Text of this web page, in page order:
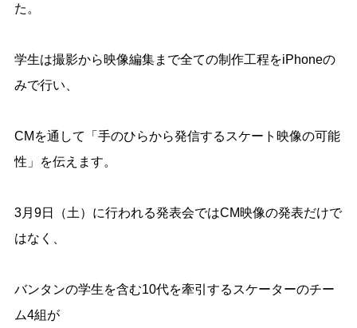
た。
学生は撮影から映像編集まで全ての制作工程をiPhoneの
みで行い、
CMを通して「手のひらから発信するスケート映像の可能
性」を伝えます。
3月9日（土）に行われる発表会ではCM映像の発表だけで
はなく、
バンタンの学生を含む10代を牽引するスケーターのチー
ム4組が